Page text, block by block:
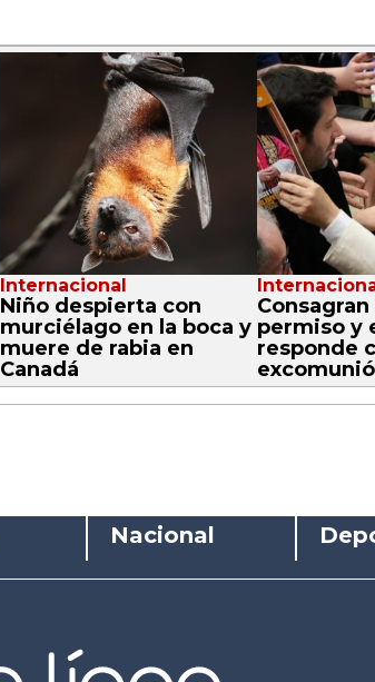
Internacional
Niño despierta con
murciélago en la boca y
muere de rabia en
Canadá
permiso y
responde
Nacional